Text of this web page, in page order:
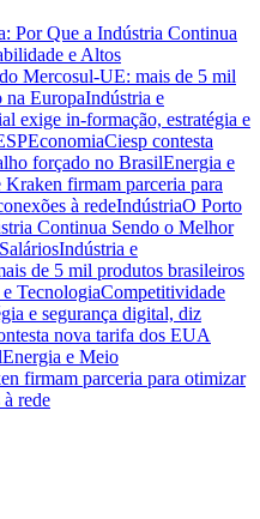
Por Que a Indústria Continua
e Altos
Mercosul-UE: mais de 5 mil
na EuropaIndústria e
exige in-formação, estratégia e
EconomiaCiesp contesta
forçado no BrasilEnergia e
Kraken firmam parceria para
à redeIndústriaO Porto
Continua Sendo o Melhor
Indústria e
de 5 mil produtos brasileiros
TecnologiaCompetitividade
e segurança digital, diz
nova tarifa dos EUA
Energia e Meio
firmam parceria para otimizar
rede